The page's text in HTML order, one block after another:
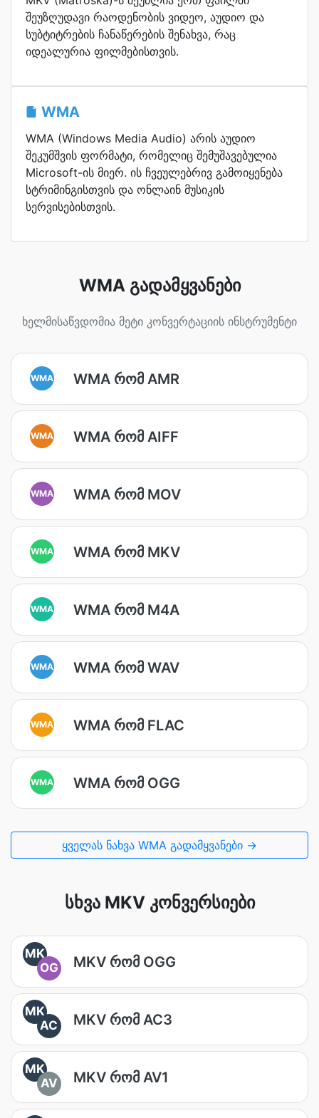
შეუზღუდავი რაოდენობის ვიდეო, აუდიო და
სუბტიტრების ჩანაწერების შენახვა, რაც
იდეალურია ფილმებისთვის.
WMA
WMA (Windows Media Audio) არის აუდიო
შეკუმშვის ფორმატი, რომელიც შემუშავებულია
Microsoft-ის მიერ. ის ჩვეულებრივ გამოიყენება
სტრიმინგისთვის და ონლაინ მუსიკის
სერვისებისთვის.
WMA გადამყვანები
ხელმისაწვდომია მეტი კონვერტაციის ინსტრუმენტი
WMA WMA რომ AMR
WMA WMA რომ AIFF
WMA WMA რომ MOV
WMA WMA რომ MKV
WMA WMA რომ M4A
WMA WMA რომ WAV
WMA WMA რომ FLAC
WMA WMA რომ OGG
ყველას ნახვა WMA გადამყვანები →
სხვა MKV კონვერსიები
MK
OG
MKV რომ OGG
MK
AC
MKV რომ AC3
MK
AV
MKV რომ AV1